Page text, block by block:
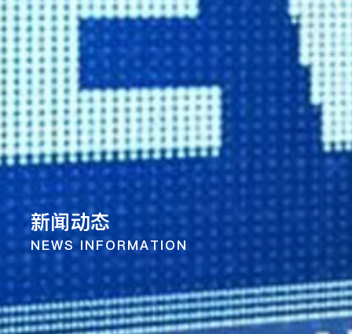
新闻动态
NEWS INFORMATION